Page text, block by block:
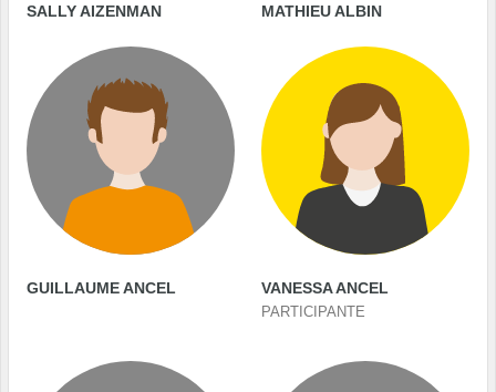
SALLY AIZENMAN MATHIEU ALBIN
GUILLAUME ANCEL VANESSA ANCEL
PARTICIPANTE